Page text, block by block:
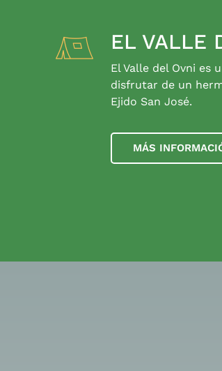
EL VALLE
El Valle del Ovni es
disfrutar de un
Ejido San José.
MÁS